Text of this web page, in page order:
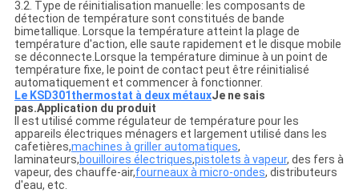
3.2. Type de réinitialisation manuelle: les composants de
détection de température sont constitués de bande
bimetallique. Lorsque la température atteint la plage de
température d'action, elle saute rapidement et le disque mobile
se déconnecte.Lorsque la température diminue à un point de
température fixe, le point de contact peut être réinitialisé
automatiquement et commencer à fonctionner.
Le KSD301 thermostat à deux métauxJe ne sais
pas.Application du produit
Il est utilisé comme régulateur de température pour les
appareils électriques ménagers et largement utilisé dans les
cafetières,machines à griller automatiques,
laminateurs,bouilloires électriques,pistolets à vapeur, des fers à
vapeur, des chauffe-air,fourneaux à micro-ondes, distributeurs
d'eau, etc.